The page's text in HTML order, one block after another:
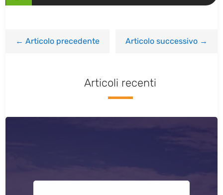
←Articolo precedente Articolo successivo→
Articoli recenti